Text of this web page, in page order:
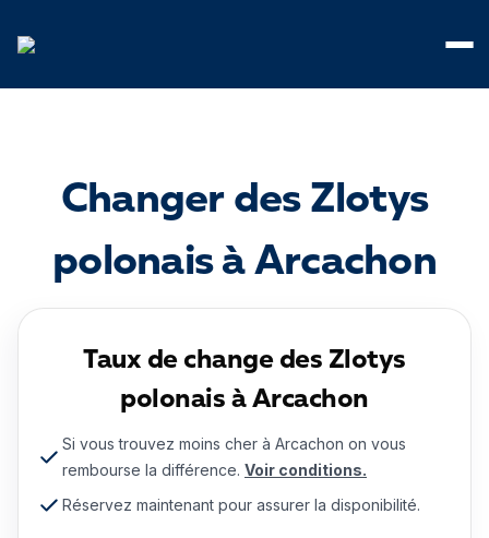
Changer des Zlotys
polonais à Arcachon
Taux de change des Zlotys
polonais à Arcachon
Si vous trouvez moins cher à Arcachon on vous
rembourse la différence. Voir conditions.
Réservez maintenant pour assurer la disponibilité.